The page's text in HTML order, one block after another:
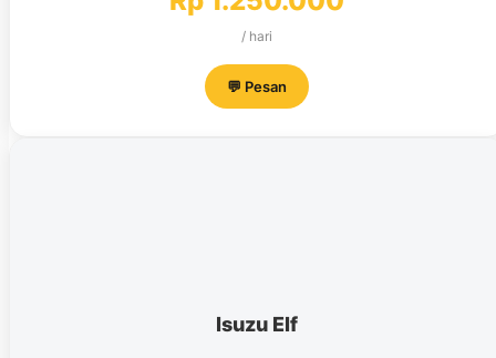
/ hari
💬 Pesan
Isuzu Elf